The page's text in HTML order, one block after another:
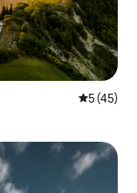
平均评分
5 (45)